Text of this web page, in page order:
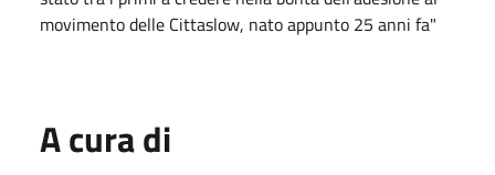
movimento delle Cittaslow, nato appunto 25 anni fa"
A cura di